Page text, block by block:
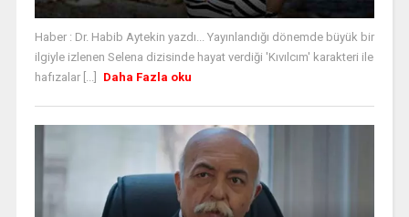
Haber : Dr. Habib Aytekin yazdı... Yayınlandığı dönemde büyük bir
ilgiyle izlenen Selena dizisinde hayat verdiği 'Kıvılcım' karakteri ile
hafızalar [...]
Daha Fazla oku